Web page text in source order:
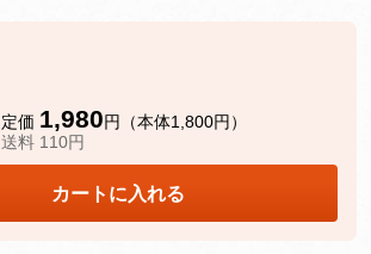
定価 1,980円（本体1,800円）
送料 110円
カートに入れる